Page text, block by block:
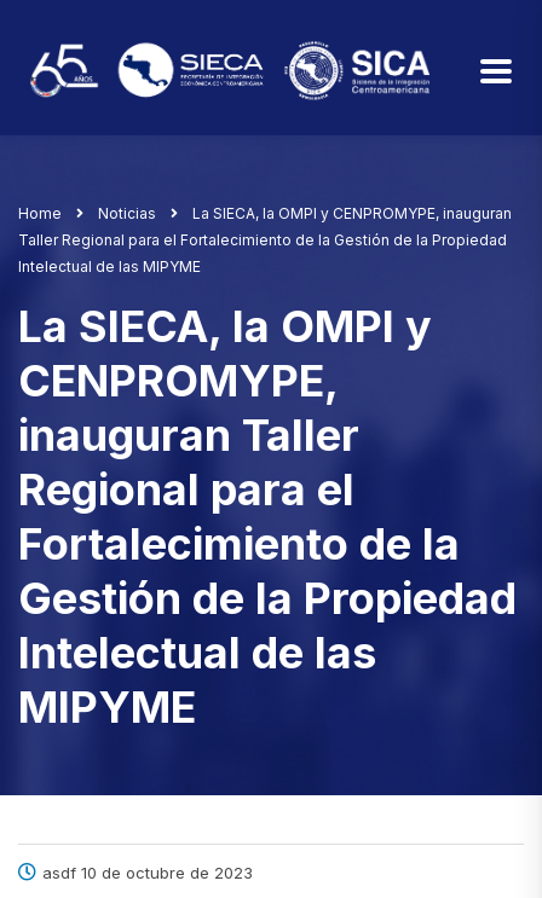
Home Noticias
La SIECA, la OMPI y CENPROMYPE, inauguran
Taller Regional para el Fortalecimiento de la Gestión de la Propiedad
Intelectual de las MIPYME
La SIECA, la OMPI y
CENPROMYPE,
inauguran Taller
Regional para el
Fortalecimiento de la
Gestión de la Propiedad
Intelectual de las
MIPYME
asdf 10 de octubre de 2023